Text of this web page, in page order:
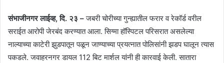
संभाजीनगर लाईव्ह, दि. २३ –जबरी चोरीच्या गुन्ह्यातील फरार व रेकॉर्ड वरील
सराईत आरोपी जेरबंद करण्यात आला. सिग्मा हॉस्पिटल परिसरात असलेल्या
नाल्याच्या काटेरी झुडपातून पळून जाण्याच्या प्रयत्नात पोलिसांनी झडप घालून त्यास
पकडले. जवाहरनगर डायल 112 बिट मार्शल यांनी ही कारवाई केली. सातारा